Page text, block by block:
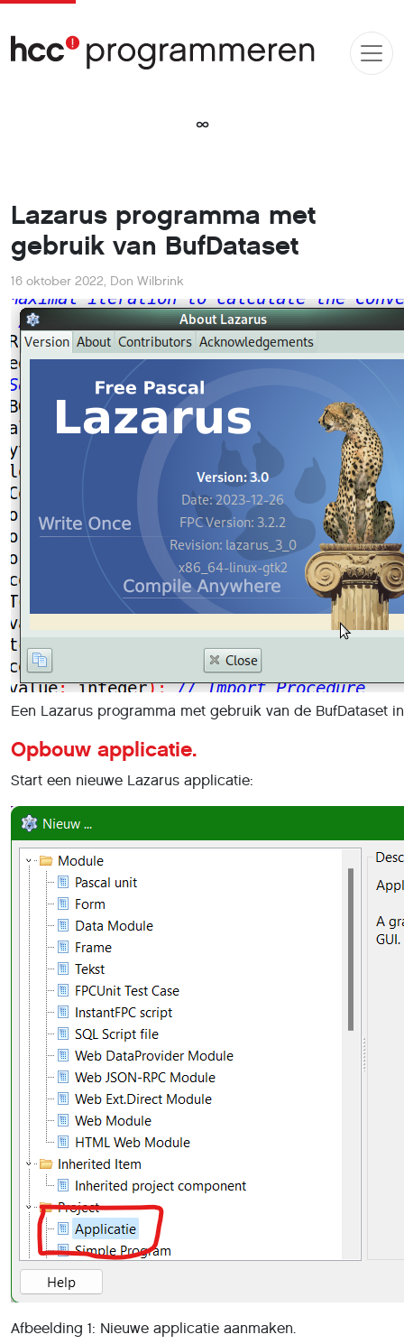
∞
Lazarus programma met
gebruik van BufDataset
16 oktober 2022, Don Wilbrink
Een Lazarus programma met gebruik van de BufDataset
Opbouw applicatie.
Start een nieuwe Lazarus applicatie:
Afbeelding 1: Nieuwe applicatie aanmaken.